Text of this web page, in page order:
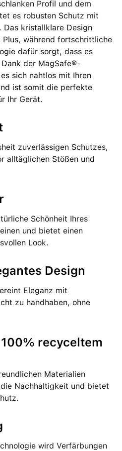
Profil und dem
es robusten Schutz mit
kristallklare Design
Plus, während fortschrittliche
dafür sorgt, dass es
der MagSafe®-
sich nahtlos mit Ihren
ist somit die perfekte
Ihr Gerät.
zuverlässigen Schutzes,
alltäglichen Stößen und
Schönheit Ihres
und bietet einen
Look.
Design
Eleganz mit
zu handhaben, ohne
recyceltem
Materialien
Nachhaltigkeit und bietet
wird Verfärbungen